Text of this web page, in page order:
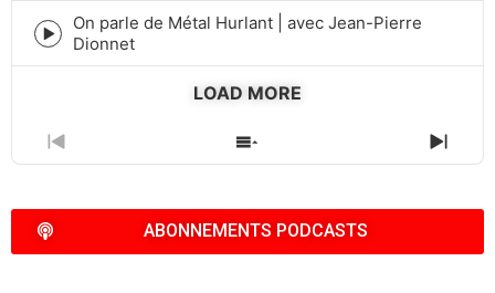
Episode
play
On parle de Métal Hurlant | avec Jean-Pierre
Dionnet
LOAD MORE
PREVIOUS
EPISODE
SHOW
EPISODES
NEXT
ABONNEMENTS PODCASTS